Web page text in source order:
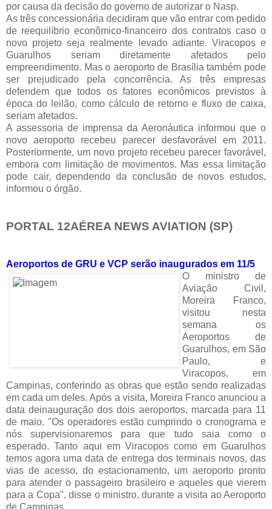
por causa da decisão do governo de autorizar o Nasp.
As três concessionária decidiram que vão entrar com pedido
de reequilíbrio econômico-financeiro dos contratos caso o
novo projeto seja realmente levado adiante. Viracopos e
Guarulhos seriam diretamente afetados pelo
empreendimento. Mas o aeroporto de Brasília também pode
ser prejudicado pela concorrência. As três empresas
defendem que todos os fatores econômicos previstos à
época do leilão, como cálculo de retorno e fluxo de caixa,
seriam afetados.
A assessoria de imprensa da Aeronáutica informou que o
novo aeroporto recebeu parecer desfavorável em 2011.
Posteriormente, um novo projeto recebeu parecer favorável,
embora com limitação de movimentos. Mas essa limitação
pode cair, dependendo da conclusão de novos estudos,
informou o órgão.
PORTAL 12AÉREA NEWS AVIATION (SP)
Aeroportos de GRU e VCP serão inaugurados em 11/5
O ministro de
Aviação Civil,
Moreira Franco,
visitou nesta
semana os
Aeroportos de
Guarulhos, em São
Paulo, e
Viracopos, em
Campinas, conferindo as obras que estão sendo realizadas
em cada um deles. Após a visita, Moreira Franco anunciou a
data deinauguração dos dois aeroportos, marcada para 11
de maio. "Os operadores estão cumprindo o cronograma e
nós supervisionaremos para que tudo saia como o
esperado. Tanto aqui em Viracopos como em Guarulhos
temos agora uma data de entrega dos terminais novos, das
vias de acesso, do estacionamento, um aeroporto pronto
para atender o passageiro brasileiro e aqueles que vierem
para a Copa", disse o ministro, durante a visita ao Aeroporto
de Campinas.